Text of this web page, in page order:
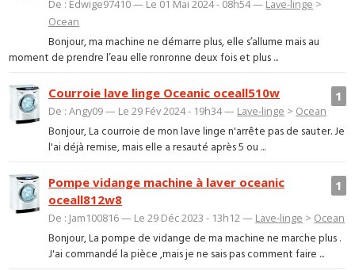
De : Edwige97410 — Le 01 Mai 2024 - 08h54 — Lave-linge >
Ocean
Bonjour, ma machine ne démarre plus, elle s’allume mais au
moment de prendre l’eau elle ronronne deux fois et plus ...
1
Courroie lave linge Oceanic oceall510w
De : Angy09 — Le 29 Fév 2024 - 19h34 — Lave-linge > Ocean
Bonjour, La courroie de mon lave linge n'arrête pas de sauter. Je
l'ai déjà remise, mais elle a resauté après 5 ou ...
1
Pompe vidange machine à laver oceanic
oceall812w8
De : Jam100816 — Le 29 Déc 2023 - 13h12 — Lave-linge > Ocean
Bonjour, La pompe de vidange de ma machine ne marche plus .
J'ai commandé la pièce ,mais je ne sais pas comment faire ...